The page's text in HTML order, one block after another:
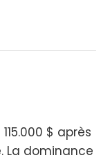
$ après
La dominance